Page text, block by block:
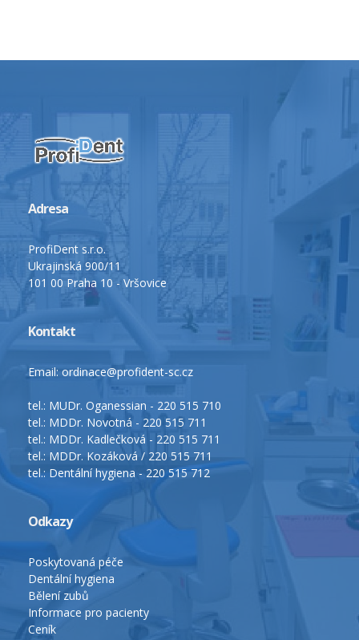
Adresa
ProfiDent s.r.o.
Ukrajinská 900/11
101 00 Praha 10 - Vršovice
Kontakt
Email: ordinace@profident-sc.cz
tel.: MUDr. Oganessian - 220 515 710
tel.: MDDr. Novotná - 220 515 711
tel.: MDDr. Kadlečková - 220 515 711
tel.: MDDr. Kozáková / 220 515 711
tel.: Dentální hygiena - 220 515 712
Odkazy
Poskytovaná péče
Dentální hygiena
Bělení zubů
Informace pro pacienty
Ceník